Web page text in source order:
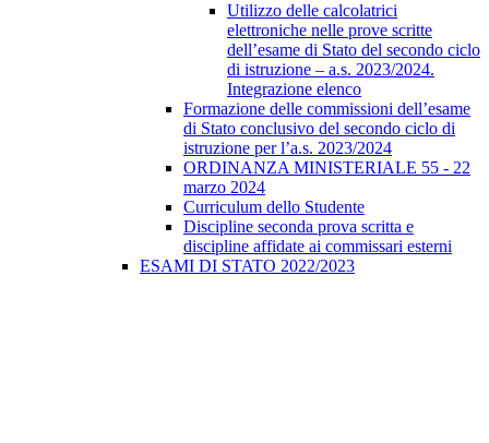
Utilizzo delle calcolatrici
elettroniche nelle prove scritte
dell’esame di Stato del secondo ciclo
di istruzione – a.s. 2023/2024.
Integrazione elenco
Formazione delle commissioni dell’esame
di Stato conclusivo del secondo ciclo di
istruzione per l’a.s. 2023/2024
ORDINANZA MINISTERIALE 55 - 22
marzo 2024
Curriculum dello Studente
Discipline seconda prova scritta e
discipline affidate ai commissari esterni
ESAMI DI STATO 2022/2023